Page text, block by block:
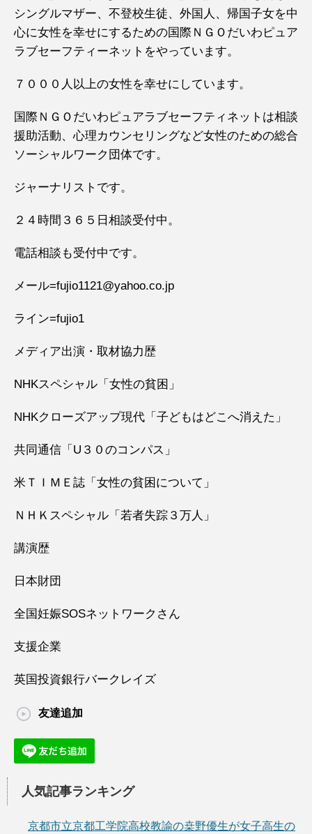
シングルマザー、不登校生徒、外国人、帰国子女を中
心に女性を幸せにするための国際ＮＧＯだいわピュア
ラブセーフティーネットをやっています。
７０００人以上の女性を幸せにしています。
国際ＮＧＯだいわピュアラブセーフティネットは相談
援助活動、心理カウンセリングなど女性のための総合
ソーシャルワーク団体です。
ジャーナリストです。
２４時間３６５日相談受付中。
電話相談も受付中です。
メール=fujio1121@yahoo.co.jp
ライン=fujio1
メディア出演・取材協力歴
NHKスペシャル「女性の貧困」
NHKクローズアップ現代「子どもはどこへ消えた」
共同通信「U３０のコンパス」
米ＴＩＭＥ誌「女性の貧困について」
ＮＨＫスペシャル「若者失踪３万人」
講演歴
日本財団
全国妊娠SOSネットワークさん
支援企業
英国投資銀行バークレイズ
友達追加
人気記事ランキング
京都市立京都工学院高校教諭の桒野優生が女子高生の